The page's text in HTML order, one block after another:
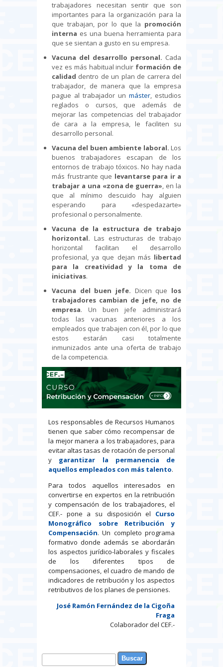
trabajadores necesitan sentir que son
importantes para la organización para la
que trabajan, por lo que la promoción
interna es una buena herramienta para
que se sientan a gusto en su empresa.
Vacuna del desarrollo personal. Cada
vez es más habitual incluir formación de
calidad dentro de un plan de carrera del
trabajador, de manera que la empresa
pague al trabajador un máster, estudios
reglados o cursos, que además de
mejorar las competencias del trabajador
de cara a la empresa, le faciliten su
desarrollo personal.
Vacuna del buen ambiente laboral. Los
buenos trabajadores escapan de los
entornos de trabajo tóxicos. No hay nada
más frustrante que levantarse para ir a
trabajar a una «zona de guerra», en la
que al mínimo descuido hay alguien
esperando para «despedazarte»
profesional o personalmente.
Vacuna de la estructura de trabajo
horizontal. Las estructuras de trabajo
horizontal facilitan el desarrollo
profesional, ya que dejan más libertad
para la creatividad y la toma de
iniciativas.
Vacuna del buen jefe. Dicen que los
trabajadores cambian de jefe, no de
empresa. Un buen jefe administrará
todas las vacunas anteriores a los
empleados que trabajen con él, por lo que
estos estarán casi totalmente
inmunizados ante una oferta de trabajo
de la competencia.
Los responsables de Recursos Humanos
tienen que saber cómo recompensar de
la mejor manera a los trabajadores, para
evitar altas tasas de rotación de personal
y garantizar la permanencia de
aquellos empleados con más talento.
Para todos aquellos interesados en
convertirse en expertos en la retribución
y compensación de los trabajadores, el
CEF.- pone a su disposición el Curso
Monográfico sobre Retribución y
Compensación. Un completo programa
formativo donde además se abordarán
los aspectos jurídico-laborales y fiscales
de los diferentes tipos de
compensaciones, el cuadro de mando de
indicadores de retribución y los aspectos
retributivos de los planes de pensiones.
José Ramón Fernández de la Cigoña
Fraga
Colaborador del CEF.-
Formulario de búsqueda
Buscar